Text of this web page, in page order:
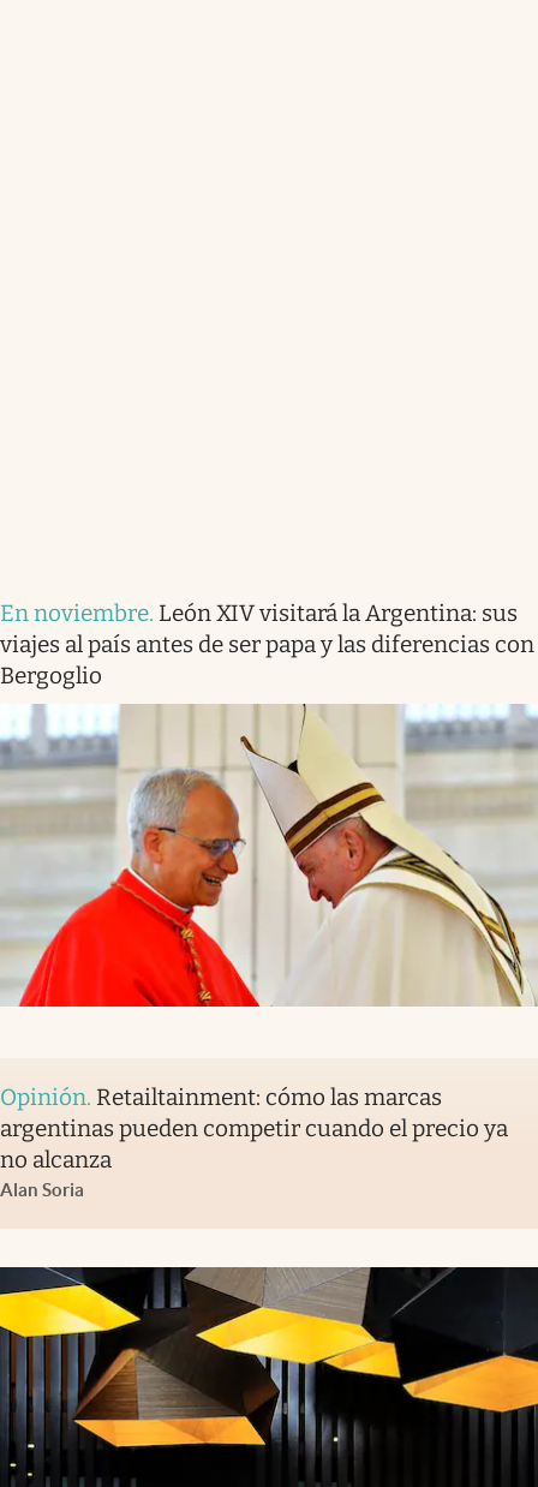
En noviembre. León XIV visitará la Argentina: sus
viajes al país antes de ser papa y las diferencias con
Bergoglio
Opinión. Retailtainment: cómo las marcas
argentinas pueden competir cuando el precio ya
no alcanza
Alan Soria